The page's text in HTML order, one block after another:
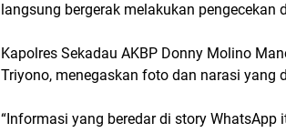
langsung bergerak melakukan pengecekan
Kapolres Sekadau AKBP Donny Molino
Triyono, menegaskan foto dan narasi yang
“Informasi yang beredar di story WhatsApp